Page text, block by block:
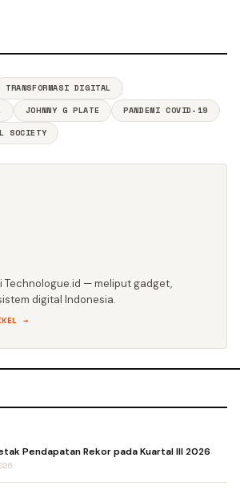
TRANSFORMASI DIGITAL
JOHNNY G PLATE
PANDEMI COVID-19
SOCIETY
Technologue.id — meliput gadget,
digital Indonesia.
→
Pendapatan Rekor pada Kuartal III 2026